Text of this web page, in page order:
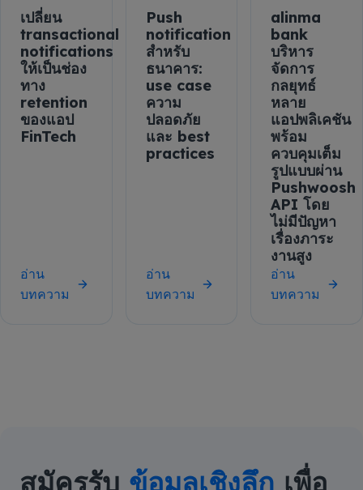
เปลี่ยน
transactional
notifications
ให้เป็นช่อง
ทาง
retention
ของแอป
FinTech
อ่าน
บทความ
Push
notification
สำหรับ
ธนาคาร:
use case
ความ
ปลอดภัย
และ best
practices
อ่าน
บทความ
alinma
bank
บริหาร
จัดการ
กลยุทธ์
หลาย
แอปพลิเคชัน
พร้อม
ควบคุมเต็ม
รูปแบบผ่าน
Pushwoosh
API โดย
ไม่มีปัญหา
เรื่องภาระ
งานสูง
อ่าน
บทความ
สมัครรับ ข้อมูลเชิงลึก เพื่อ